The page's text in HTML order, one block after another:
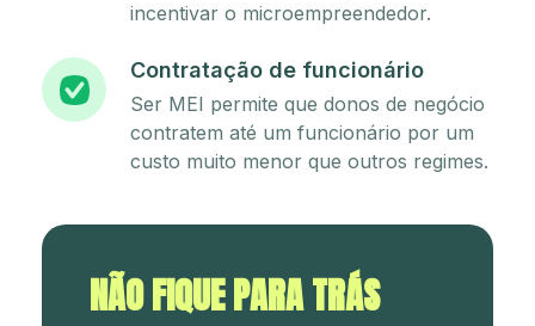
incentivar o microempreendedor.
Contratação de funcionário
Ser MEI permite que donos de negócio
contratem até um funcionário por um
custo muito menor que outros regimes.
NÃO FIQUE PARA TRÁS